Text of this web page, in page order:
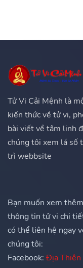
Tử Vi Cải Mệnh là
kiến thức về tử vi,
bài viết về tâm linh
chúng tôi xem lá số
trì webbsite
Bạn muốn xem thêm
thông tin tử vi chi
có thể liên hệ ngay
chúng tôi:
Facebook: Địa Thiên